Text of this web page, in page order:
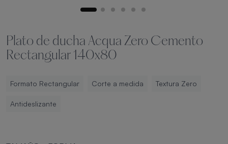
Plato de ducha Acqua Zero Cemento
Rectangular 140x80
Formato Rectangular Corte a medida Textura Zero
Antideslizante